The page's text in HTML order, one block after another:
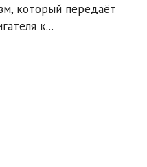
который передаёт
к...